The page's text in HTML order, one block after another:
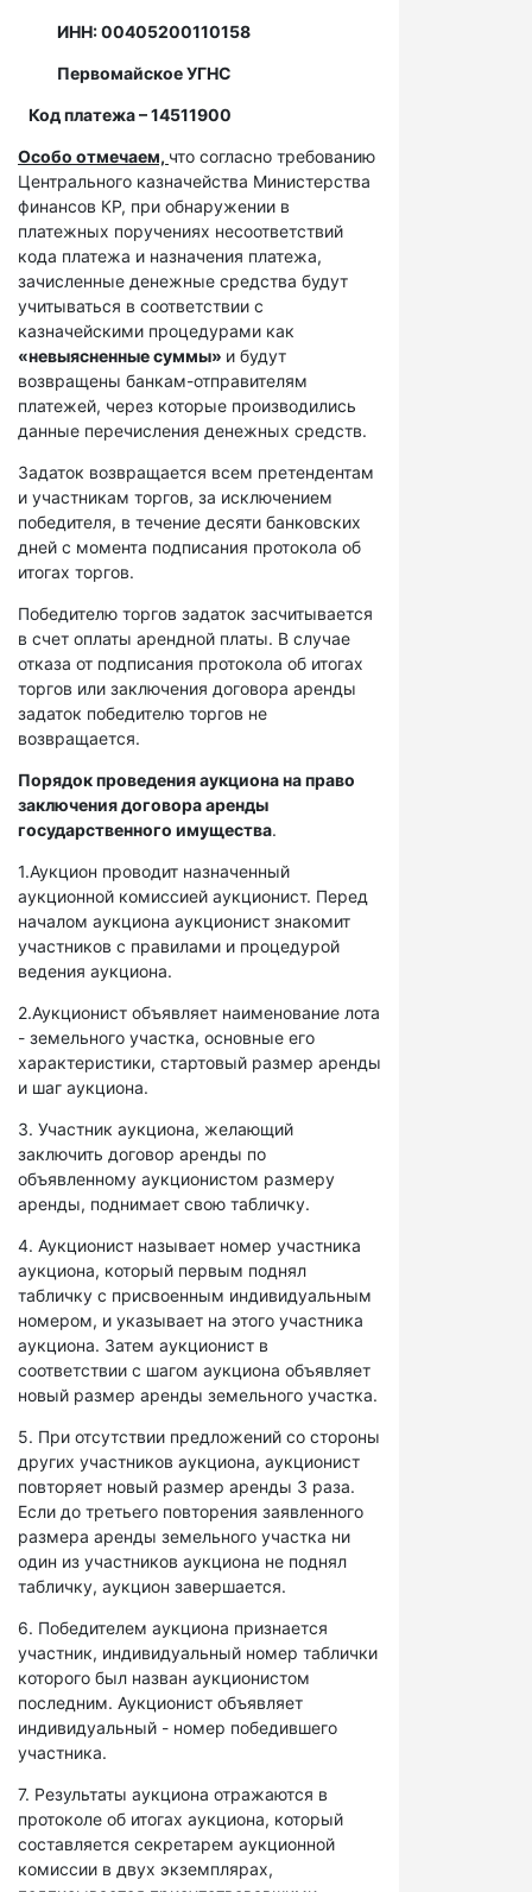
ИНН: 00405200110158
Первомайское УГНС
Код платежа – 14511900
Особо отмечаем, что согласно требованию
Центрального казначейства Министерства
финансов КР, при обнаружении в
платежных поручениях несоответствий
кода платежа и назначения платежа,
зачисленные денежные средства будут
учитываться в соответствии с
казначейскими процедурами как
«невыясненные суммы» и будут
возвращены банкам-отправителям
платежей, через которые производились
данные перечисления денежных средств.
Задаток возвращается всем претендентам
и участникам торгов, за исключением
победителя, в течение десяти банковских
дней с момента подписания протокола об
итогах торгов.
Победителю торгов задаток засчитывается
в счет оплаты арендной платы. В случае
отказа от подписания протокола об итогах
торгов или заключения договора аренды
задаток победителю торгов не
возвращается.
Порядок проведения аукциона на право
заключения договора аренды
государственного имущества.
1.Аукцион проводит назначенный
аукционной комиссией аукционист. Перед
началом аукциона аукционист знакомит
участников с правилами и процедурой
ведения аукциона.
2.Аукционист объявляет наименование лота
- земельного участка, основные его
характеристики, стартовый размер аренды
и шаг аукциона.
3. Участник аукциона, желающий
заключить договор аренды по
объявленному аукционистом размеру
аренды, поднимает свою табличку.
4. Аукционист называет номер участника
аукциона, который первым поднял
табличку с присвоенным индивидуальным
номером, и указывает на этого участника
аукциона. Затем аукционист в
соответствии с шагом аукциона объявляет
новый размер аренды земельного участка.
5. При отсутствии предложений со стороны
других участников аукциона, аукционист
повторяет новый размер аренды 3 раза.
Если до третьего повторения заявленного
размера аренды земельного участка ни
один из участников аукциона не поднял
табличку, аукцион завершается.
6. Победителем аукциона признается
участник, индивидуальный номер таблички
которого был назван аукционистом
последним. Аукционист объявляет
индивидуальный - номер победившего
участника.
7. Результаты аукциона отражаются в
протоколе об итогах аукциона, который
составляется секретарем аукционной
комиссии в двух экземплярах,